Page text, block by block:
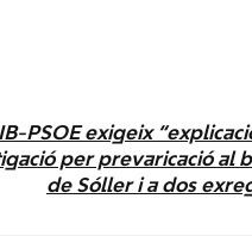
PSOE exigeix
per prevaricació al
de Sóller i a dos